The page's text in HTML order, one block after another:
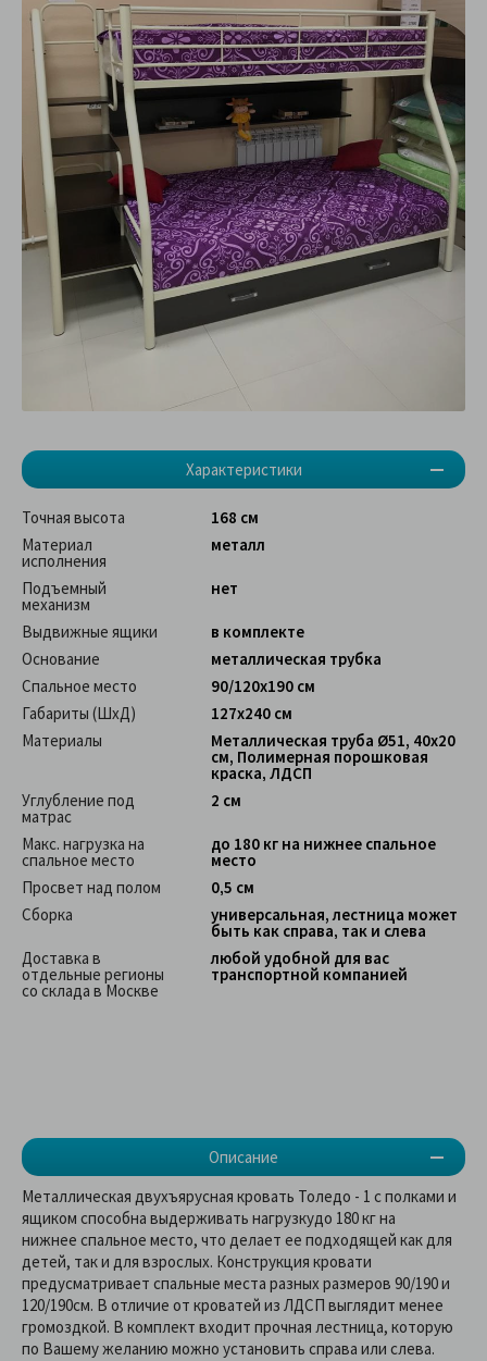
Характеристики
Описание
Точная высота
168 см
Материал
исполнения
металл
Подъемный
механизм
нет
Выдвижные ящики
в комплекте
Основание
металлическая трубка
Спальное место
90/120х190 см
Габариты (ШхД)
127x240 см
Материалы
Металлическая труба Ø51, 40х20
см, Полимерная порошковая
краска, ЛДСП
Углубление под
матрас
2 см
Макс. нагрузка на
спальное место
до 180 кг на нижнее спальное
место
Просвет над полом
0,5 см
Сборка
универсальная, лестница может
быть как справа, так и слева
Доставка в
отдельные регионы
со склада в Москве
любой удобной для вас
транспортной компанией
Металлическая двухъярусная кровать Толедо - 1 с полками и
ящиком способна выдерживать нагрузкудо 180 кг на
нижнее спальное место, что делает ее подходящей как для
детей, так и для взрослых. Конструкция кровати
предусматривает спальные места разных размеров 90/190 и
120/190см. В отличие от кроватей из ЛДСП выглядит менее
громоздкой. В комплект входит прочная лестница, которую
по Вашему желанию можно установить справа или слева.